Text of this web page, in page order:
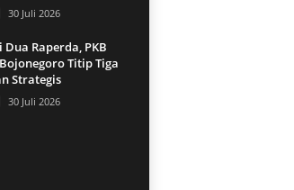
30 Juli 2026
Dua Raperda, PKB
Titip Tiga
Strategis
30 Juli 2026